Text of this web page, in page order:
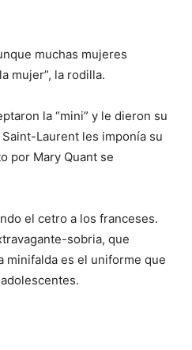
muchas mujeres
mujer”, la rodilla.
la “mini” y le dieron su
Laurent les imponía su
por Mary Quant se
el cetro a los franceses.
sobria, que
minifalda es el uniforme que